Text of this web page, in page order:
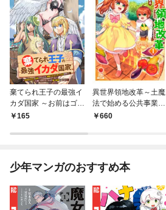
棄てられ王子の最強イ
カダ国家 ～お前はゴミ
だと追放されたので、
ル】を使ってゴミ扱い
版 1巻
165
異世界領地改革～土魔
法で始める公共事業～
1巻660
少年マンガのおすすめ本